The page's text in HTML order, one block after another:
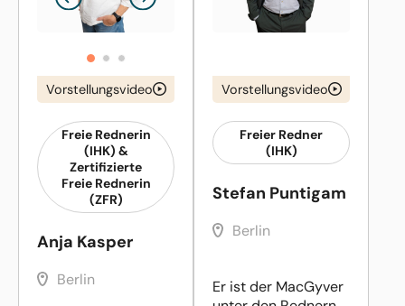
Vorstellungsvideo
Freie Rednerin
(IHK) &
Zertifizierte
Freie Rednerin
(ZFR)
Anja Kasper
Berlin
Vorstellungsvideo
Freier Redner
(IHK)
Stefan Puntigam
Berlin
Er ist der MacGyver